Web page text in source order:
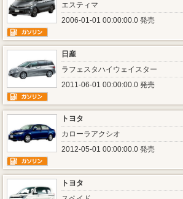
エスティマ
2006-01-01 00:00:00.0 発売
日産
ラフェスタハイウェイスター
2011-06-01 00:00:00.0 発売
トヨタ
カローラアクシオ
2012-05-01 00:00:00.0 発売
トヨタ